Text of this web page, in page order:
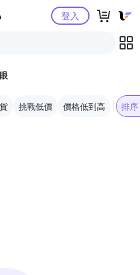
Yahoo購物中心登入
挑戰低價 價格低到高 排序